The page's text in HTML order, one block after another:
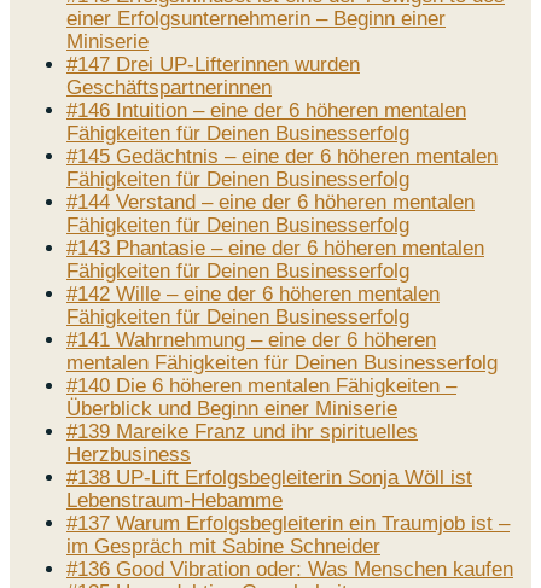
einer Erfolgsunternehmerin – Beginn einer
Miniserie
#147 Drei UP-Lifterinnen wurden
Geschäftspartnerinnen
#146 Intuition – eine der 6 höheren mentalen
Fähigkeiten für Deinen Businesserfolg
#145 Gedächtnis – eine der 6 höheren mentalen
Fähigkeiten für Deinen Businesserfolg
#144 Verstand – eine der 6 höheren mentalen
Fähigkeiten für Deinen Businesserfolg
#143 Phantasie – eine der 6 höheren mentalen
Fähigkeiten für Deinen Businesserfolg
#142 Wille – eine der 6 höheren mentalen
Fähigkeiten für Deinen Businesserfolg
#141 Wahrnehmung – eine der 6 höheren
mentalen Fähigkeiten für Deinen Businesserfolg
#140 Die 6 höheren mentalen Fähigkeiten –
Überblick und Beginn einer Miniserie
#139 Mareike Franz und ihr spirituelles
Herzbusiness
#138 UP-Lift Erfolgsbegleiterin Sonja Wöll ist
Lebenstraum-Hebamme
#137 Warum Erfolgsbegleiterin ein Traumjob ist –
im Gespräch mit Sabine Schneider
#136 Good Vibration oder: Was Menschen kaufen